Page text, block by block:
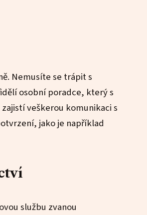
Nemusíte se trápit s
osobní poradce, který s
veškerou komunikaci s
jako je například
službu zvanou